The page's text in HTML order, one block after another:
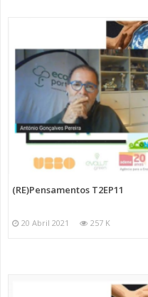
(RE)Pensamentos T2EP11
20 Abril 2021 257 K